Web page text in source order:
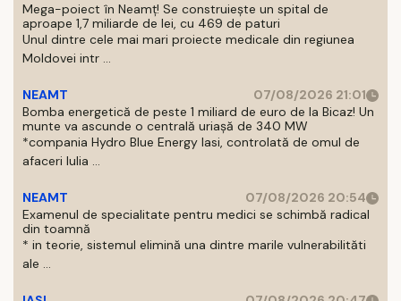
Mega-poiect în Neamț! Se construiește un spital de
aproape 1,7 miliarde de lei, cu 469 de paturi
Unul dintre cele mai mari proiecte medicale din regiunea
Moldovei intr ...
NEAMT
07/08/2026 21:01
Bomba energetică de peste 1 miliard de euro de la Bicaz! Un
munte va ascunde o centrală uriașă de 340 MW
*compania Hydro Blue Energy Iasi, controlată de omul de
afaceri Iulia ...
NEAMT
07/08/2026 20:54
Examenul de specialitate pentru medici se schimbă radical
din toamnă
* in teorie, sistemul elimină una dintre marile vulnerabilităti
ale ...